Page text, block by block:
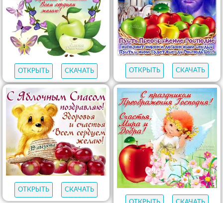
ОТКРЫТЬ СКАЧАТЬ ОТКРЫТЬ СКАЧАТЬ
ОТКРЫТЬ
СКАЧАТЬ